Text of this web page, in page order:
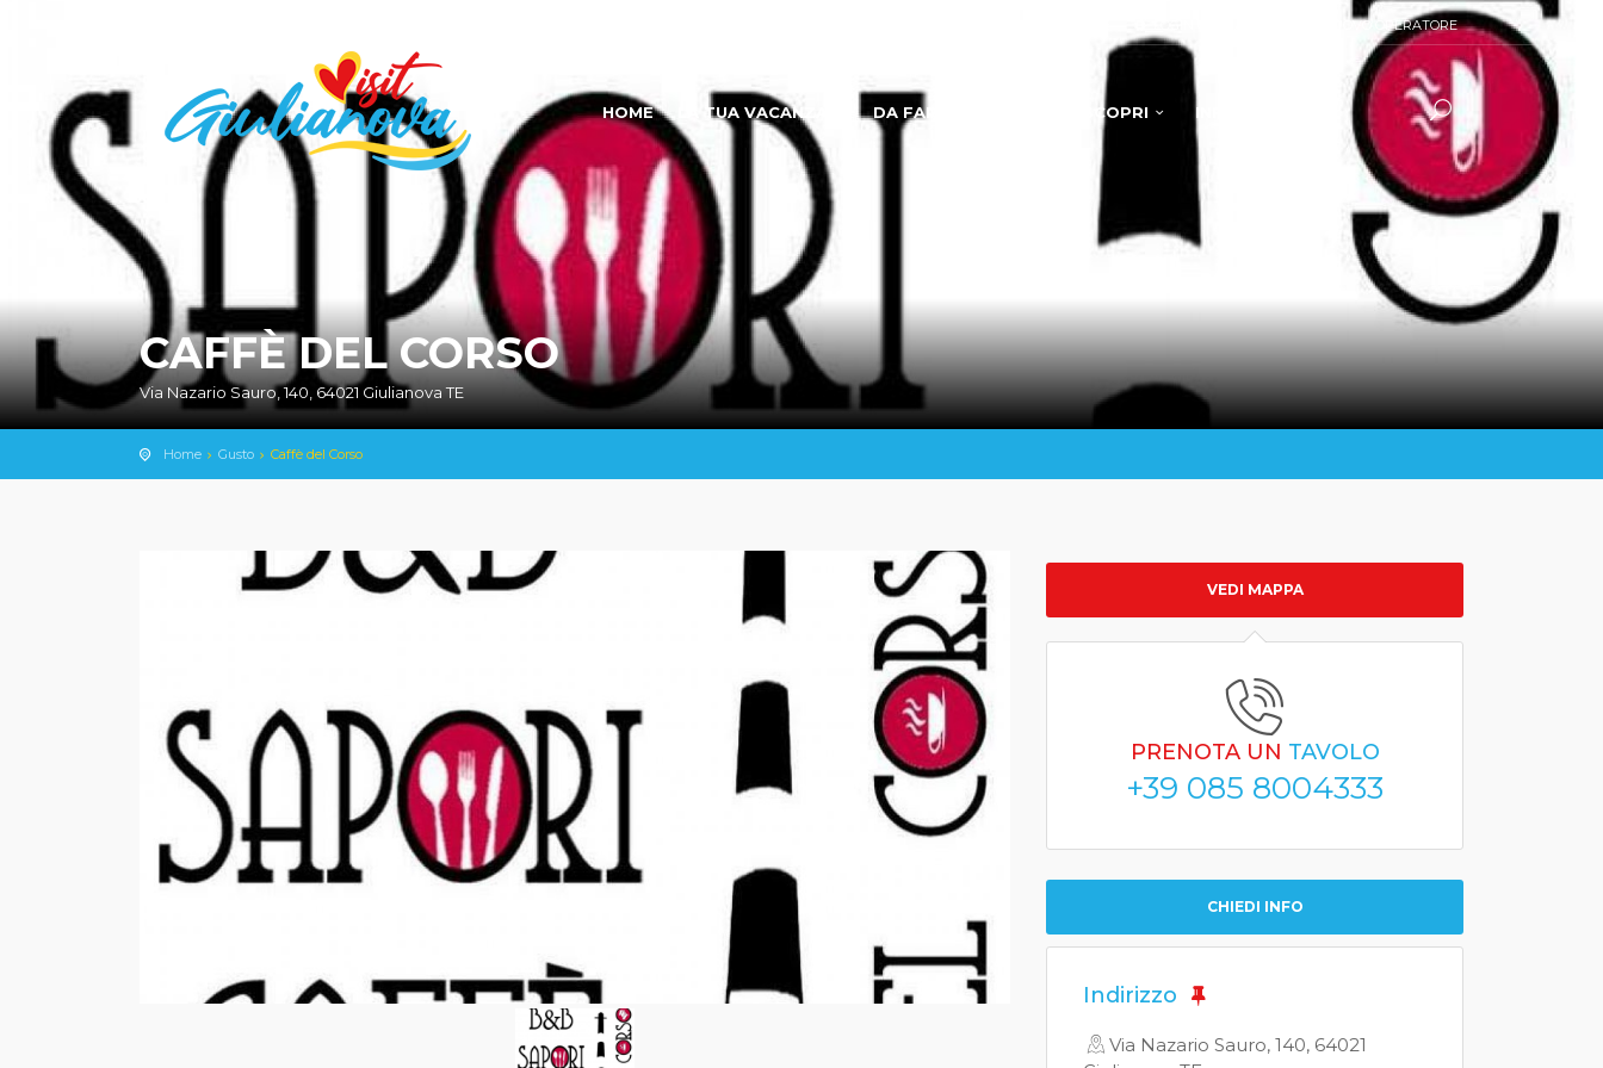
NUOVO OPERATORE
HOME LA TUA VACANZA DA FARE E VEDERE SCOPRI INFO E SERVIZI
CAFFÈ DEL CORSO
Via Nazario Sauro, 140, 64021 Giulianova TE
Home Gusto Caffè del Corso
VEDI MAPPA
PRENOTA UN TAVOLO
+39 085 8004333
CHIEDI INFO
Indirizzo
Via Nazario Sauro, 140, 64021